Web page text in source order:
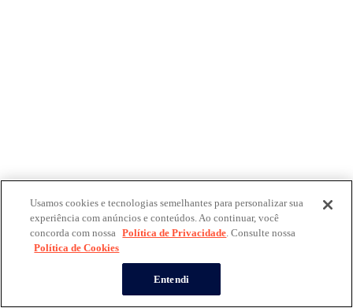
Usamos cookies e tecnologias semelhantes para personalizar sua
experiência com anúncios e conteúdos. Ao continuar, você
concorda com nossa Política de Privacidade. Consulte nossa
Política de Cookies
Entendi